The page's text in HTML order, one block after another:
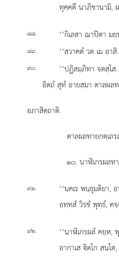
ทุคฺคตึ นาภิชานามิ,
๘๘. ‘‘กิเลสา ฌาปิตา ม
๘๙. ‘‘สฺวาคตํ วต เม อ
๙๐.
‘‘ปฏิสมฺภิทา จตสฺโ
อิตฺถํ สุทํ อายสฺมา ตาลผลท
อภาสิตฺถาติ.
ตาลผลทายกตฺเถ
๑๐. นาฬิเกรผลท
๙๑. ‘‘นคเร พนฺธุมติยา,
อทฺทสํ วิรชํ พุทฺธํ, ค
๙๒.
‘‘นาฬิเกรผลํ คยฺห,
อากาเส ิตโก สนฺโ